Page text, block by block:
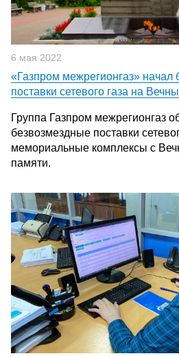
6 мая 2022
«Газпром межрегионгаз» начал
поставки сетевого газа на
Группа Газпром межрегионгаз
безвозмездные поставки
мемориальные комплексы с
памяти.